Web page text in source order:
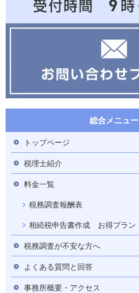
総合メニュー
トップページ
税理士紹介
料金一覧
税務調査報酬表
相続税申告書作成 お得プラン
税務調査が不安な方へ
よくある質問と回答
事務所概要・アクセス